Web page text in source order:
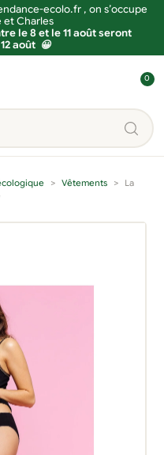
ecolo.fr , on s’occupe
et Charles
le 8 et le 11 août seront
août 😀
o
n
0
Vêtements
La